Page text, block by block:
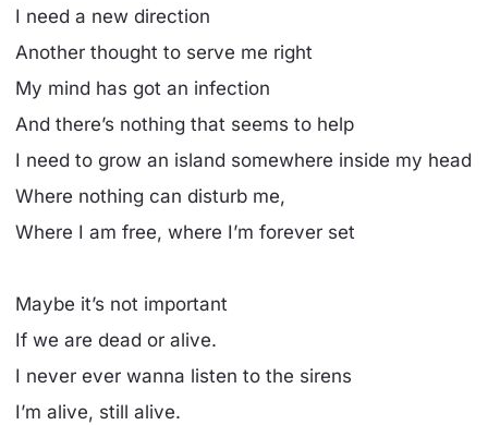
I need a new direction
Another thought to serve me right
My mind has got an infection
And there’s nothing that seems to help
I need to grow an island somewhere inside my head
Where nothing can disturb me,
Where I am free, where I’m forever set
Maybe it’s not important
If we are dead or alive.
I never ever wanna listen to the sirens
I’m alive, still alive.